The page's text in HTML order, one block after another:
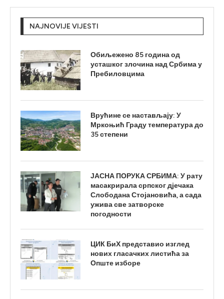
NAJNOVIJE VIJESTI
Обиљежено 85 година од
усташког злочина над Србима у
Пребиловцима
Врућине се настављају: У
Мркоњић Граду температура до
35 степени
ЈАСНА ПОРУКА СРБИМА: У рату
масакрирала српског дјечака
Слободана Стојановића, а сада
ужива све затворске
погодности
ЦИК БиХ представио изглед
нових гласачких листића за
Опште изборе